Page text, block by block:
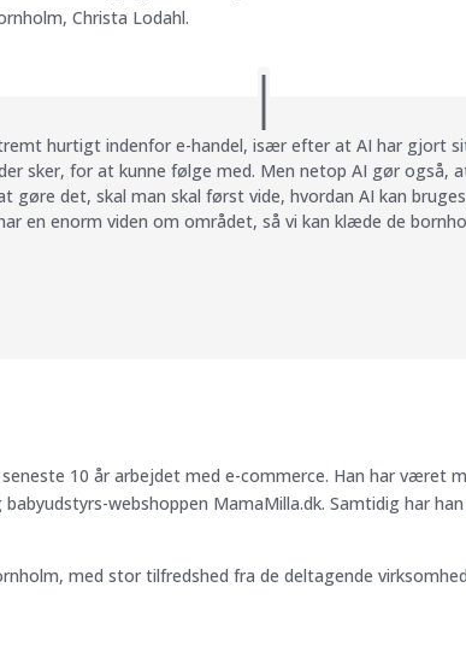
Christa Lodahl.
hurtigt indenfor e-handel, især efter at AI har gjort
sker, for at kunne følge med. Men netop AI gør også,
gøre det, skal man skal først vide, hvordan AI kan
en enorm viden om området, så vi kan klæde de
10 år arbejdet med e-commerce. Han har været
webshoppen MamaMilla.dk. Samtidig har
med stor tilfredshed fra de deltagende